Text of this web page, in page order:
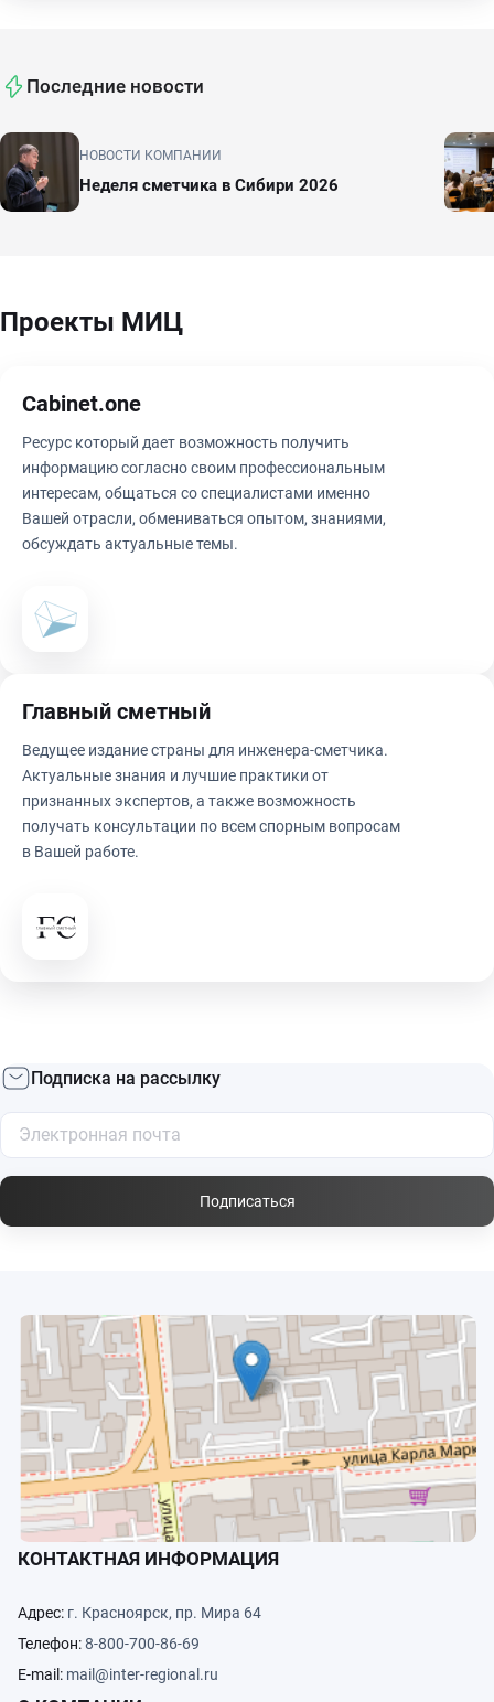
Последние новости
НОВОСТИ КОМПАНИИ
Неделя сметчика в Сибири 2026
Проекты МИЦ
Cabinet.one
Ресурс который дает возможность получить
информацию согласно своим профессиональным
интересам, общаться со специалистами именно
Вашей отрасли, обмениваться опытом, знаниями,
обсуждать актуальные темы.
Главный сметный
Ведущее издание страны для инженера-сметчика.
Актуальные знания и лучшие практики от
признанных экспертов, а также возможность
получать консультации по всем спорным вопросам
в Вашей работе.
Подписка на рассылку
Подписаться
КОНТАКТНАЯ ИНФОРМАЦИЯ
Адрес: г. Красноярск, пр. Мира 64
Телефон:8-800-700-86-69
E-mail: mail@inter-regional.ru